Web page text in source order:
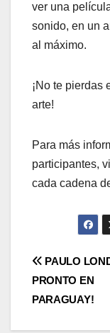
ver una
sonido, en un
al máximo.
¡No te pierdas
arte!
Para más
participantes,
cada cadena
de
PAULO
PRONTO EN
PARAGUAY!